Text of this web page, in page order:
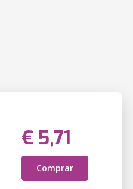
€ 5,71
Comprar